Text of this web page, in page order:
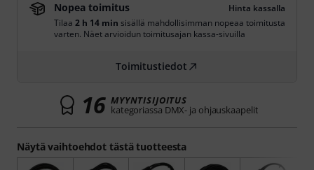
Näytä vaihtoehdot tästä tuotteesta
Nopea toimitus
Hinta kassalla
Tilaa 2 h 14 min sisällä mahdollisimman nopeaa toimitusta
varten. Näet arvioidun toimitusajan kassa-sivuilla
Toimitustiedot
16 MYYNTISIJOITUS
kategoriassa DMX- ja ohjauskaapelit